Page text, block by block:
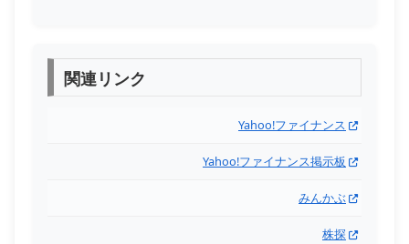
関連リンク
Yahoo!ファイナンス
Yahoo!ファイナンス掲示板
みんかぶ
株探